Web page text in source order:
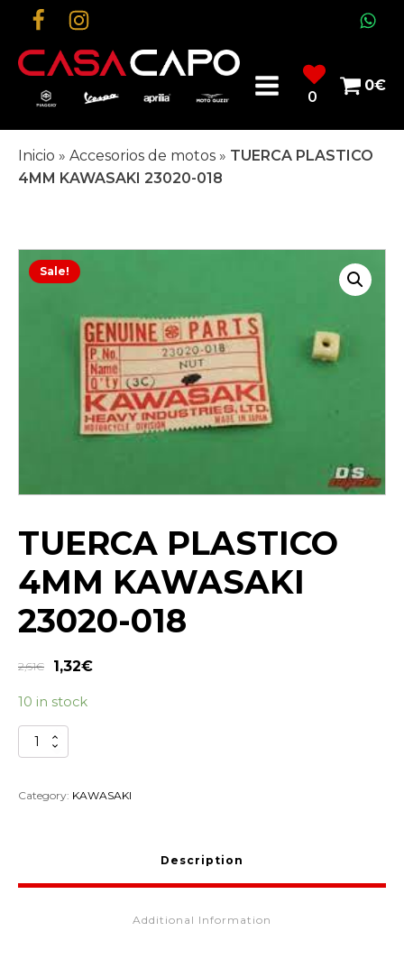
0
0€
Inicio » Accesorios de motos » TUERCA PLASTICO
4MM KAWASAKI 23020-018
Sale!
TUERCA PLASTICO
4MM KAWASAKI
23020-018
2,61€ 1,32€
10 in stock
TUERCA
PLASTICO
KAWASAKI
Category: KAWASAKI
Description
Additional Information